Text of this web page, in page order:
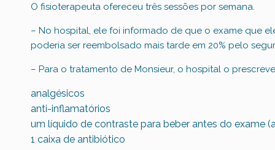
O fisioterapeuta ofereceu três sessões por semana.
– No hospital, ele foi informado de que o exame que
poderia ser reembolsado mais tarde em 20% pelo
– Para o tratamento de Monsieur, o hospital o
analgésicos
anti-inflamatórios
um líquido de contraste para beber antes do exame
1 caixa de antibiótico